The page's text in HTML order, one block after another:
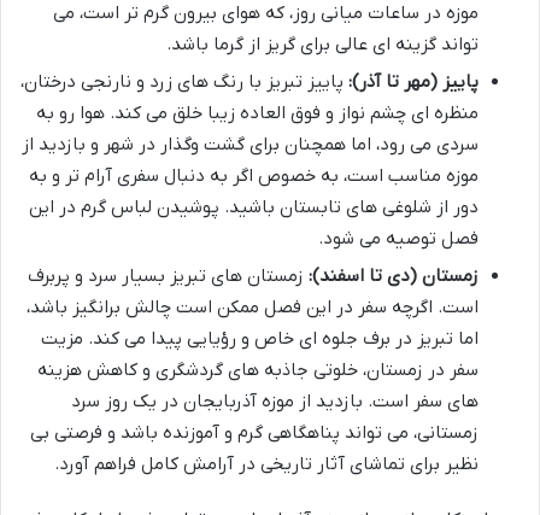
موزه در ساعات میانی روز، که هوای بیرون گرم تر است، می
تواند گزینه ای عالی برای گریز از گرما باشد.
پاییز (مهر تا آذر): پاییز تبریز با رنگ های زرد و نارنجی درختان،
منظره ای چشم نواز و فوق العاده زیبا خلق می کند. هوا رو به
سردی می رود، اما همچنان برای گشت وگذار در شهر و بازدید از
موزه مناسب است، به خصوص اگر به دنبال سفری آرام تر و به
دور از شلوغی های تابستان باشید. پوشیدن لباس گرم در این
فصل توصیه می شود.
زمستان (دی تا اسفند): زمستان های تبریز بسیار سرد و پربرف
است. اگرچه سفر در این فصل ممکن است چالش برانگیز باشد،
اما تبریز در برف جلوه ای خاص و رؤیایی پیدا می کند. مزیت
سفر در زمستان، خلوتی جاذبه های گردشگری و کاهش هزینه
های سفر است. بازدید از موزه آذربایجان در یک روز سرد
زمستانی، می تواند پناهگاهی گرم و آموزنده باشد و فرصتی بی
نظیر برای تماشای آثار تاریخی در آرامش کامل فراهم آورد.